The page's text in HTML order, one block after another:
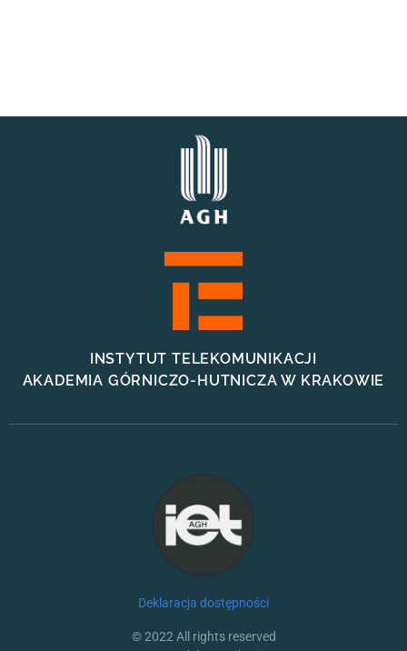
INSTYTUT TELEKOMUNIKACJI
AKADEMIA GÓRNICZO-HUTNICZA W KRAKOWIE
Deklaracja dostępności
© 2022 All rights reserved